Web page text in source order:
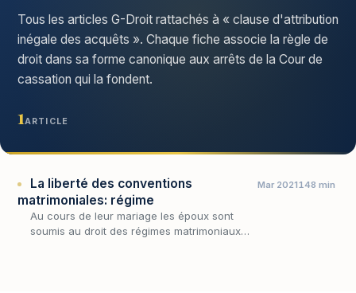
Tous les articles G-Droit rattachés à « clause d'attribution
inégale des acquêts ». Chaque fiche associe la règle de
droit dans sa forme canonique aux arrêts de la Cour de
cassation qui la fondent.
1 ARTICLE
La liberté des conventions
matrimoniales: régime
Au cours de leur mariage les époux sont
soumis au droit des régimes matrimoniaux
Mar 2021148 min